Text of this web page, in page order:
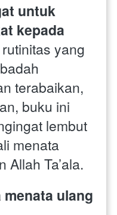
untuk
kepada
yang
terabaikan,
buku ini
lembut
menata
Allah Ta’ala.
ulang